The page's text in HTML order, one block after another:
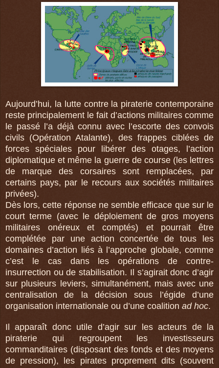
Aujourd’hui, la lutte contre la piraterie contemporaine
reste principalement le fait d’actions militaires comme
le passé l’a déjà connu avec l’escorte des convois
civils (Opération Atalante), des frappes ciblées de
forces spéciales pour libérer des otages, l’action
diplomatique et même la guerre de course (les lettres
de marque des corsaires sont remplacées, par
certains pays, par le recours aux sociétés militaires
privées).
Dès lors, cette réponse ne semble efficace que sur le
court terme (avec le déploiement de gros moyens
militaires onéreux et comptés) et pourrait être
complétée par une action concertée de tous les
domaines d’action liés à l’approche globale, comme
c’est le cas dans les opérations de contre-
insurrection ou de stabilisation. Il s’agirait donc d’agir
sur plusieurs leviers, simultanément, mais avec une
centralisation de la décision sous l’égide d’une
organisation internationale ou d’une coalition ad hoc.
Il apparaît donc utile d’agir sur les acteurs de la
piraterie qui regroupent les investisseurs
commanditaires (disposant des fonds et des moyens
de pression), les pirates proprement dits (souvent